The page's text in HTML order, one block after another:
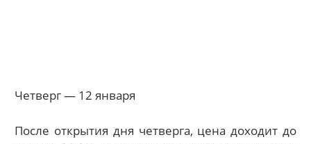
Четверг — 12 января
После открытия дня четверга, цена доходит до